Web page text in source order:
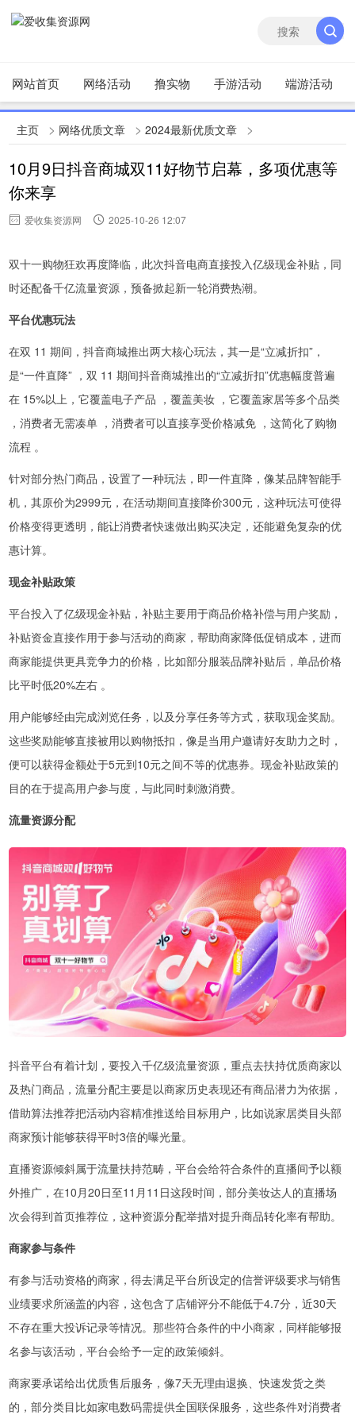
网站首页 网络活动 撸实物 手游活动 端游活动
主页 > 网络优质文章 >2024最新优质文章 >
10月9日抖音商城双11好物节启幕，多项优惠等
你来享
爱收集资源网 2025-10-26 12:07
双十一购物狂欢再度降临，此次抖音电商直接投入亿级现金补贴，同
时还配备千亿流量资源，预备掀起新一轮消费热潮。
平台优惠玩法
在双 11 期间，抖音商城推出两大核心玩法，其一是“立减折扣”，
是“一件直降” ，双 11 期间抖音商城推出的“立减折扣”优惠幅度普遍
在 15%以上，它覆盖电子产品 ，覆盖美妆 ，它覆盖家居等多个品类
，消费者无需凑单 ，消费者可以直接享受价格减免 ，这简化了购物
流程 。
针对部分热门商品，设置了一种玩法，即一件直降，像某品牌智能手
机，其原价为2999元，在活动期间直接降价300元，这种玩法可使得
价格变得更透明，能让消费者快速做出购买决定，还能避免复杂的优
惠计算。
现金补贴政策
平台投入了亿级现金补贴，补贴主要用于商品价格补偿与用户奖励，
补贴资金直接作用于参与活动的商家，帮助商家降低促销成本，进而
商家能提供更具竞争力的价格，比如部分服装品牌补贴后，单品价格
比平时低20%左右 。
用户能够经由完成浏览任务，以及分享任务等方式，获取现金奖励。
这些奖励能够直接被用以购物抵扣，像是当用户邀请好友助力之时，
便可以获得金额处于5元到10元之间不等的优惠券。现金补贴政策的
目的在于提高用户参与度，与此同时刺激消费。
流量资源分配
抖音平台有着计划，要投入千亿级流量资源，重点去扶持优质商家以
及热门商品，流量分配主要是以商家历史表现还有商品潜力为依据，
借助算法推荐把活动内容精准推送给目标用户，比如说家居类目头部
商家预计能够获得平时3倍的曝光量。
直播资源倾斜属于流量扶持范畴，平台会给符合条件的直播间予以额
外推广，在10月20日至11月11日这段时间，部分美妆达人的直播场
次会得到首页推荐位，这种资源分配举措对提升商品转化率有帮助。
商家参与条件
有参与活动资格的商家，得去满足平台所设定的信誉评级要求与销售
业绩要求所涵盖的内容，这包含了店铺评分不能低于4.7分，近30天
不存在重大投诉记录等情况。那些符合条件的中小商家，同样能够报
名参与该活动，平台会给予一定的政策倾斜。
商家要承诺给出优质售后服务，像7天无理由退换、快速发货之类
的，部分类目比如家电数码需提供全国联保服务，这些条件对消费者